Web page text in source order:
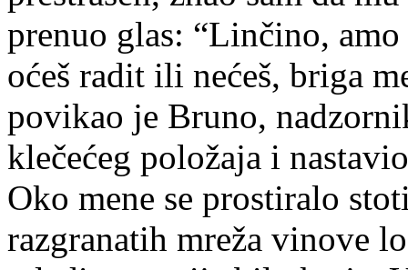
prenuo glas: “Linčino,
oćeš radit ili nećeš, briga
povikao je Bruno,
klečećeg položaja i
Oko mene se prostiralo
razgranatih mreža vinove